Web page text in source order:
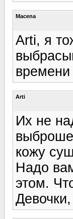
Macena
Arti, я
времени
Arti
Их не
кожу
Надо
этом.